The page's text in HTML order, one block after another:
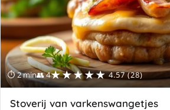
⏱ 2 min👥 4★★★★★ 4.57 (28)
Stoverij van varkenswangetjes